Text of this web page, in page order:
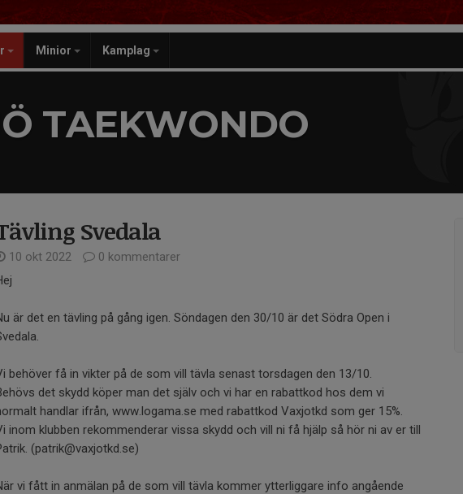
Minior Kamplag
TAEKWONDO
Svedala
10 okt 2022
0 kommentarer
är det en tävling på gång igen. Söndagen den 30/10 är det Södra Open i
behöver få in vikter på de som vill tävla senast torsdagen den 13/10.
det skydd köper man det själv och vi har en rabattkod hos dem vi
handlar ifrån, www.logama.se med rabattkod Vaxjotkd som ger 15%.
inom klubben rekommenderar vissa skydd och vill ni få hjälp så hör ni av er till
(patrik@vaxjotkd.se)
vi fått in anmälan på de som vill tävla kommer ytterliggare info angående